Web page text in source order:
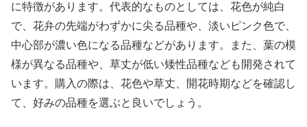
に特徴があります。代表的なものとしては、花色が純白
で、花弁の先端がわずかに尖る品種や、淡いピンク色で、
中心部が濃い色になる品種などがあります。また、葉の模
様が異なる品種や、草丈が低い矮性品種なども開発されて
います。購入の際は、花色や草丈、開花時期などを確認し
て、好みの品種を選ぶと良いでしょう。